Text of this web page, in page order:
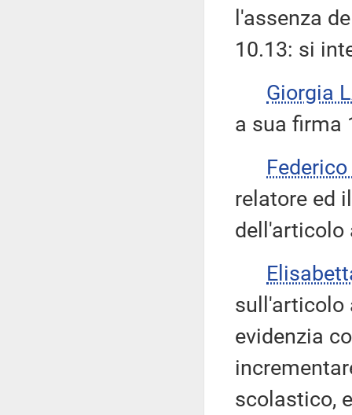
l'assenza
10.13: si
Giorgia
a sua firma
relatore ed
dell'articolo
sull'articolo
evidenzia
scolastico,